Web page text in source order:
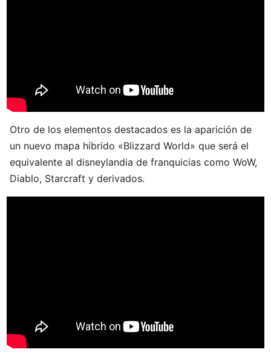
Otro de los elementos destacados es la aparición de
un nuevo mapa híbrido «Blizzard World» que será el
equivalente al disneylandia de franquicias como WoW,
Diablo, Starcraft y derivados.